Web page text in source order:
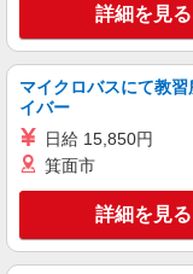
★交通
+゜
有) お友達を紹介頂くと, インセンティブ支給(規定
派遣社員
株式会社シエロ
人
【
詳細を見る
マイクロバスにて教
イバー
日給 15,850円
箕面市
詳細を見る